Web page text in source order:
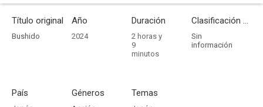
Título original
Bushido
Año
2024
Duración
2 horas y
9
minutos
Clasificación por edades
Sin
información
País Géneros Temas